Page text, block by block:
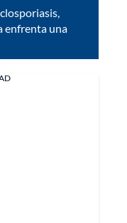
enfrenta una